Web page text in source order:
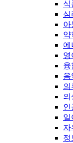
식
심
아
약
에
영
융
음
의
의
인
일
자
정